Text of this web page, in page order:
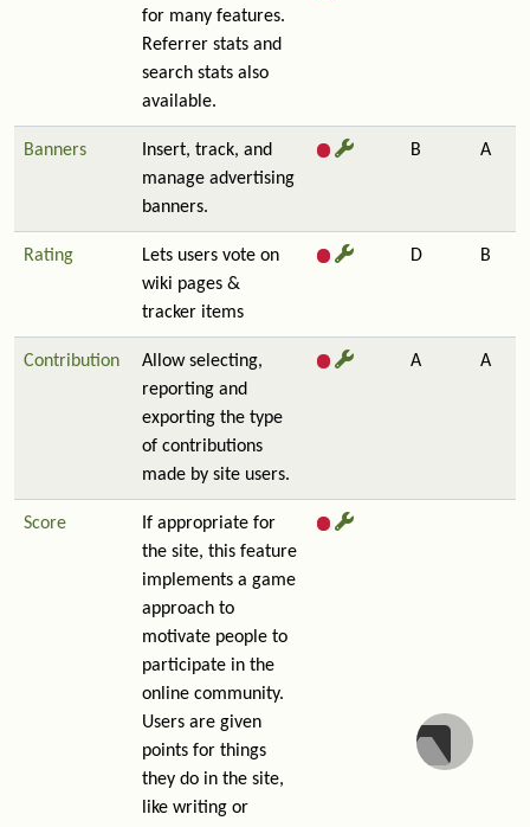
for many features.
Referrer stats and
search stats also
available.
Banners
Insert, track, and
manage advertising
banners.
B A
Rating
Lets users vote on
wiki pages &
tracker items
D B
Contribution
Allow selecting,
reporting and
exporting the type
of contributions
made by site users.
A A
Score
If appropriate for
the site, this feature
implements a game
approach to
motivate people to
participate in the
online community.
Users are given
points for things
they do in the site,
like writing or